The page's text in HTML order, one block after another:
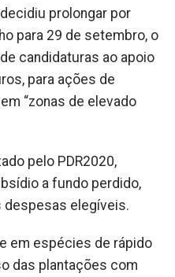
prolongar por
para 29 de setembro, o
candidaturas ao apoio
para ações de
“zonas de elevado
pelo PDR2020,
a fundo perdido,
despesas elegíveis.
em espécies de rápido
das plantações com